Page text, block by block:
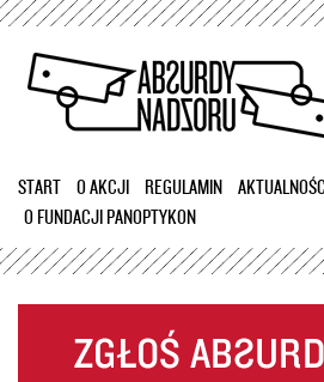
Przejdź
treści
START O AKCJI REGULAMIN
O FUNDACJI PANOPTYKON